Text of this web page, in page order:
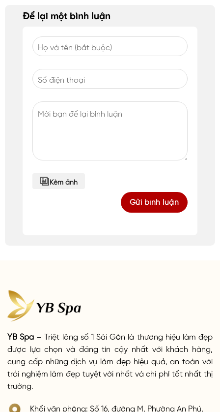
Để lại một bình luận
Kèm ảnh
YB Spa – Triệt lông số 1 Sài Gòn là thương hiệu làm đẹp
được lựa chọn và đáng tin cậy nhất với khách hàng,
cung cấp những dịch vụ làm đẹp hiệu quả, an toàn với
trải nghiệm làm đẹp tuyệt vời nhất và chi phí tốt nhất thị
trường.
Khối văn phòng: Số 16, đường M, Phường An Phú,